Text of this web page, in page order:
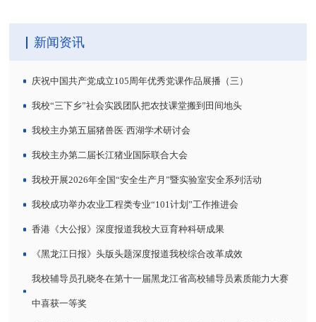
新闻资讯
庆祝中国共产党成立105周年优秀党课作品展播（三）
我校“三下乡”社会实践团队把农技课堂搬到田间地头
我校主办第五届猪兽医·西湖学术研讨会
我校主办第二届长江猪业国际联合大会
我校开展2026年全国“安全生产月”暨实验室安全系列活动
我校成功举办农业工程类专业“101计划”工作推进会
香港《大公报》深度报道我校大豆育种科研成果
《黑龙江日报》头版头题深度报道我校综合改革成效
我校辅导员孔晓冬在第十一届黑龙江省高校辅导员素质能力大赛
中喜获一等奖